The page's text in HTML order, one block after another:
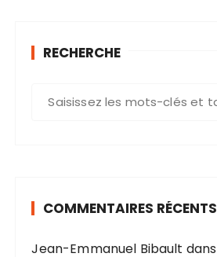
RECHERCHE
e
COMMENTAIRES RÉCENTS
Jean-Emmanuel Bibault dans